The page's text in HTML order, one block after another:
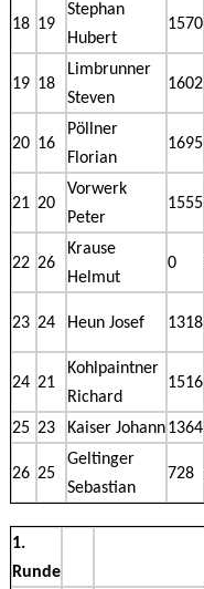
18 19
Stephan
Hubert
1570
19 18
Limbrunner
Steven
1602
20 16
Pöllner
Florian
1695
21 20
Vorwerk
Peter
1555
22 26
Krause
Helmut
0
23 24 Heun Josef 1318
24 21
Kohlpaintner
Richard
1516
25 23 Kaiser Johann1364
26 25
Geltinger
Sebastian
728
1.
Runde